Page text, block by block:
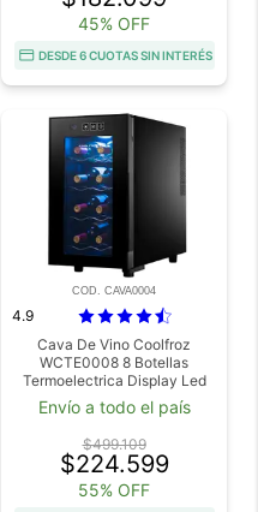
45% OFF
DESDE 6 CUOTAS SIN INTERÉS
COD. CAVA0004
4.9
Cava De Vino Coolfroz
WCTE0008 8 Botellas
Termoelectrica Display Led
Envío a todo el país
$499.109
$224.599
55% OFF